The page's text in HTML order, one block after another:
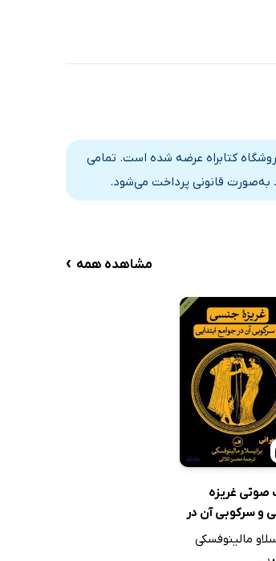
27 دقیقه
21 دقیقه
17 دقیقه
کتابراه عرضه شده است. تمامی
به‌صورت قانونی پرداخت می‌شود.
مشاهده همه ›
صوتی غریزه
و سرکوبی آن در
ابتدایی
مالینوفسکی